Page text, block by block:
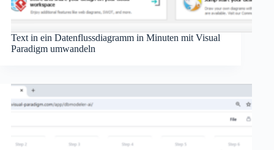
Text in ein Datenflussdiagramm in Minuten mit Visual
Paradigm umwandeln